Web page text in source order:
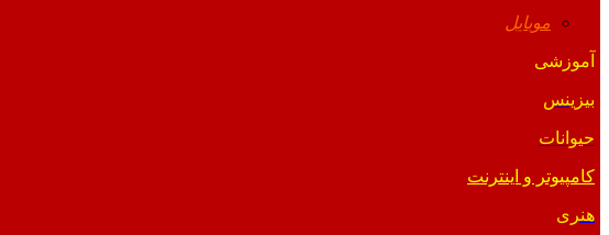
موبایل
آموزشی
بیزینس
حیوانات
کامپیوتر و اینترنت
هنری